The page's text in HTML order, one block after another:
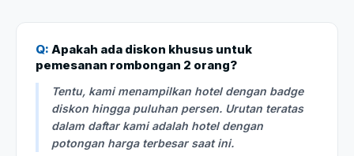
Q: Apakah ada diskon khusus untuk
pemesanan rombongan 2 orang?
Tentu, kami menampilkan hotel dengan badge
diskon hingga puluhan persen. Urutan teratas
dalam daftar kami adalah hotel dengan
potongan harga terbesar saat ini.